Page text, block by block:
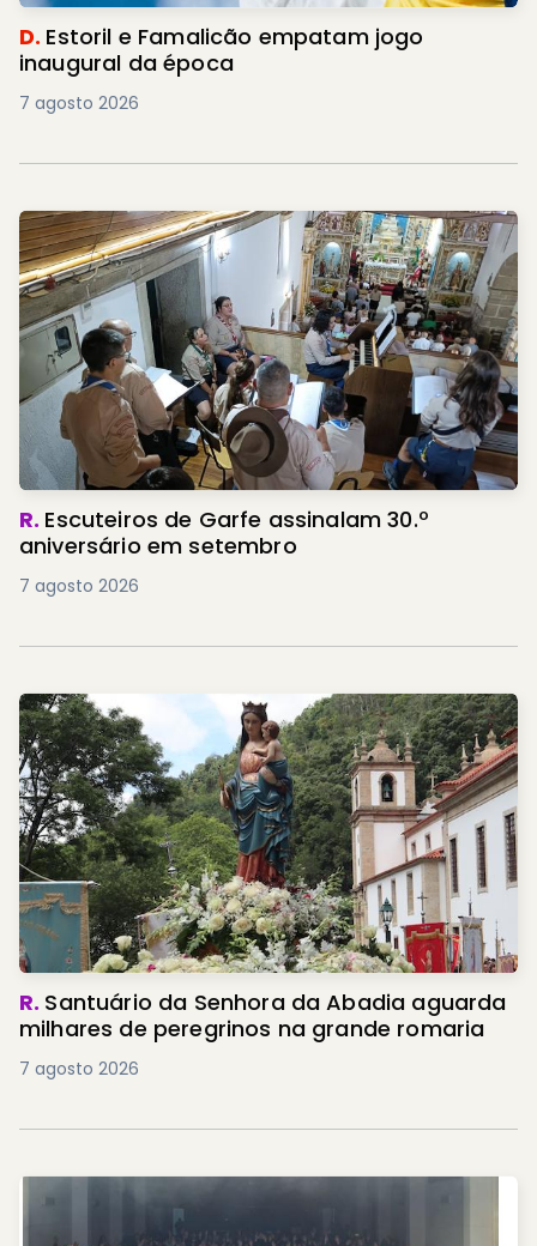
D. Estoril e Famalicão empatam jogo
inaugural da época
7 agosto 2026
R. Escuteiros de Garfe assinalam 30.º
aniversário em setembro
7 agosto 2026
R. Santuário da Senhora da Abadia aguarda
milhares de peregrinos na grande romaria
7 agosto 2026